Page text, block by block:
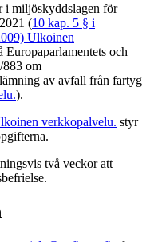
i miljöskyddslagen för
(10 kap. 5 § i
Ulkoinen
Europaparlamentets och
883 om
av avfall från fartyg
).
verkkopalvelu. styr
två veckor att